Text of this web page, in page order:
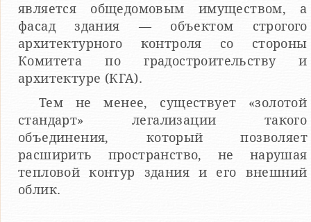
является общедомовым имуществом, а
фасад здания — объектом строгого
архитектурного контроля со стороны
Комитета по градостроительству и
архитектуре (КГА).
Тем не менее, существует «золотой
стандарт» легализации такого
объединения, который позволяет
расширить пространство, не нарушая
тепловой контур здания и его внешний
облик.